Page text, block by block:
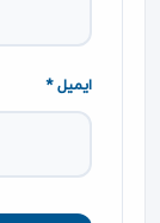
ایمیل *